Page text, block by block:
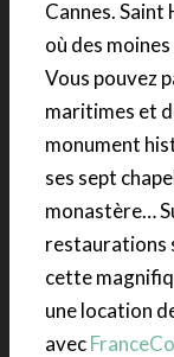
Cannes.
où des
Vous pouvez
maritimes et
monument
ses sept
monastère…
restaurations
cette
une location
avec